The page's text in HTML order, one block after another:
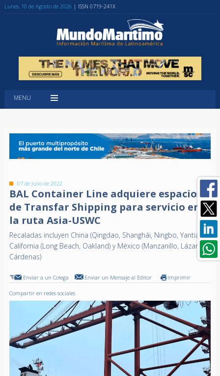
Lunes, 10 de Agosto de 2026 | ISSN 0719-241X
MENU
07 de Julio de 2022
BAL Container Line adquiere espacios
de Transfar Shipping para servicio en
la ruta Asia-USWC
Recaladas incluyen China (Qingdao, Shanghái, Ningbo, Yantian),
California (Long Beach, Oakland) y México (Manzanillo, Lázaro
Cárdenas)
Enviar a un Colega Enviar un Mensaje al Editor Imprimir
Compartir en redes sociales